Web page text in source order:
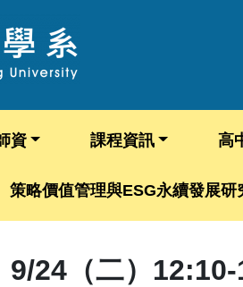
資 課程資訊 高
策略價值管理與ESG永續發展研
9/24（二）